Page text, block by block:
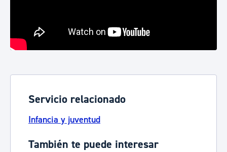
Servicio relacionado
Infancia y juventud
También te puede interesar